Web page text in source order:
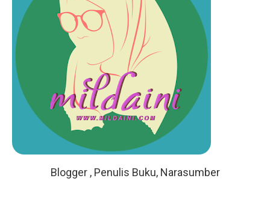
Blogger , Penulis Buku, Narasumber